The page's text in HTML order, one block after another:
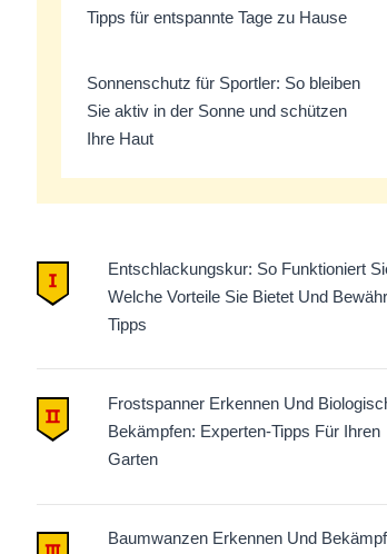
Tipps für entspannte Tage zu Hause
Sonnenschutz für Sportler: So bleiben
Sie aktiv in der Sonne und schützen
Ihre Haut
Entschlackungskur: So Funktioniert
Welche Vorteile Sie Bietet Und
Tipps
Frostspanner Erkennen Und
Bekämpfen: Experten-Tipps Für Ihren
Garten
Baumwanzen Erkennen Und